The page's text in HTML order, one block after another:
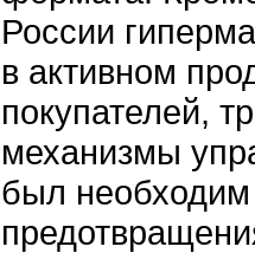
России
в активном
покупателей,
механизмы
был